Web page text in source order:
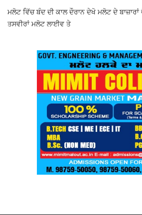
ਮਲੋਟ ਵਿੱਚ ਬੰਦ ਦੀ ਕਾਲ ਦੌਰਾਨ ਦੇਖੋ ਮਲੋਟ ਦੇ
ਤਸਵੀਰਾਂ ਮਲੋਟ ਲਾਈਵ ਤੇ